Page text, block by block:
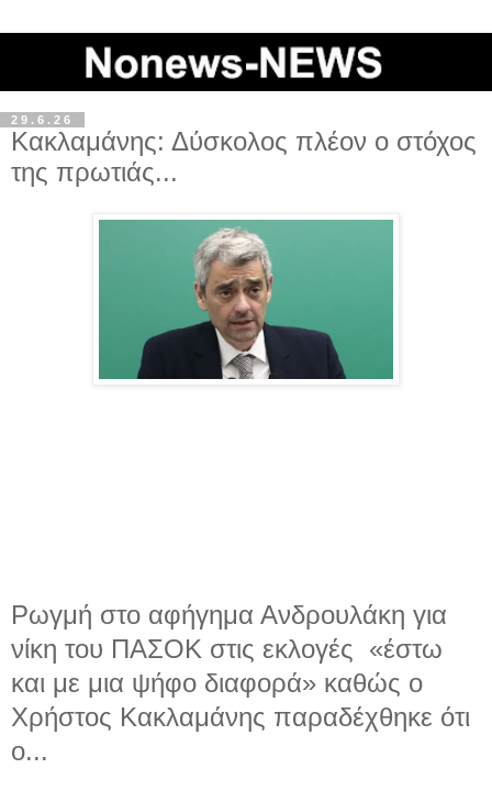
29.6.26
Κακλαμάνης: Δύσκολος πλέον ο στόχος
της πρωτιάς...
Ρωγμή στο αφήγημα Ανδρουλάκη για
νίκη του ΠΑΣΟΚ στις εκλογές «έστω
και με μια ψήφο διαφορά» καθώς ο
Χρήστος Κακλαμάνης παραδέχθηκε ότι
ο...